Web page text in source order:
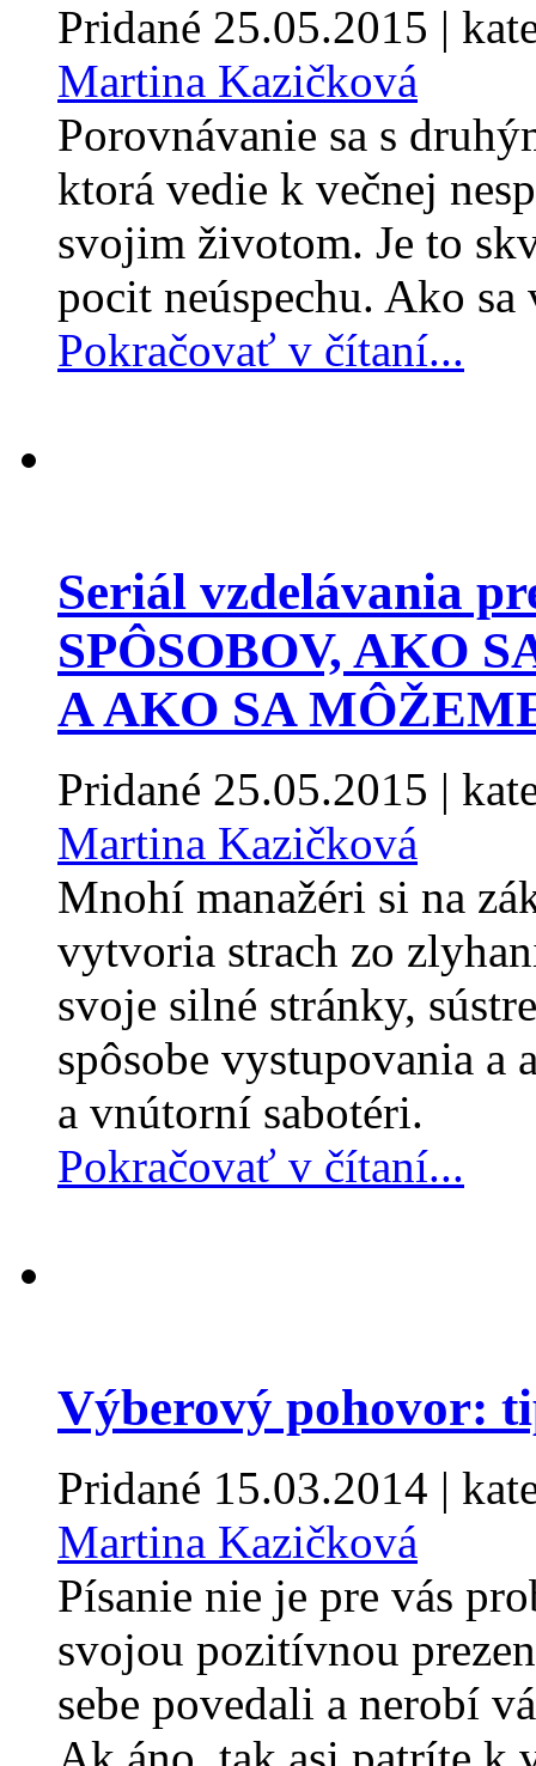
Pridané 25.05.2015 |
Martina Kazičková
Porovnávanie sa s
ktorá vedie k večnej
svojim životom. Je to
pocit neúspechu. Ako
Pokračovať v čítaní...
Seriál vzdelávania
SPÔSOBOV, AKO
A AKO SA
Pridané 25.05.2015 |
Martina Kazičková
Mnohí manažéri si na
vytvoria strach zo
svoje silné stránky,
spôsobe vystupovania a
a vnútorní sabotéri.
Pokračovať v čítaní...
Výberový pohovor:
Pridané 15.03.2014 |
Martina Kazičková
Písanie nie je pre vás
svojou pozitívnou
sebe povedali a nerobí